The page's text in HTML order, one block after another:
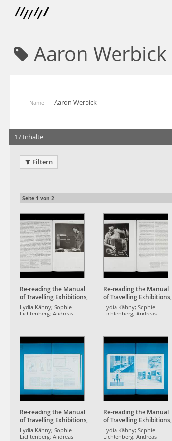
Aaron Werbick
Name Aaron Werbick
17 Inhalte
Filtern
Seite 1 von 2
Re-reading the Manual
of Travelling Exhibitions,
UNESCO 1953
Lydia Kähny; Sophie
Lichtenberg; Andreas
Re-reading the Manual
of Travelling Exhibitions,
UNESCO 1953
Lydia Kähny; Sophie
Lichtenberg; Andreas
Re-reading the Manual
of Travelling Exhibitions,
UNESCO 1953
Lydia Kähny; Sophie
Lichtenberg; Andreas
Re-reading the Manual
of Travelling Exhibitions,
UNESCO 1953
Lydia Kähny; Sophie
Lichtenberg; Andreas